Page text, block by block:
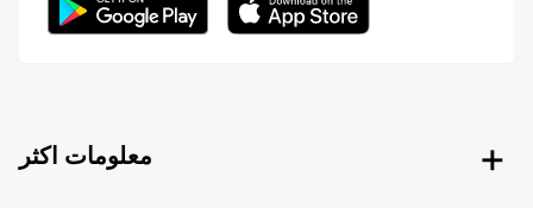
معلومات اكثر